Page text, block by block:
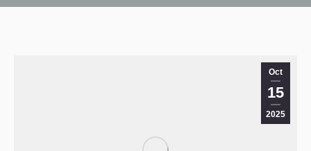
Oct
15
2025